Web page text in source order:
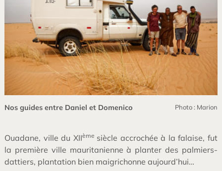
Nos guides entre Daniel et Domenico Photo : Marion
Ouadane, ville du XIIème siècle accrochée à la falaise, fut
la première ville mauritanienne à planter des palmiers-
dattiers, plantation bien maigrichonne aujourd’hui…